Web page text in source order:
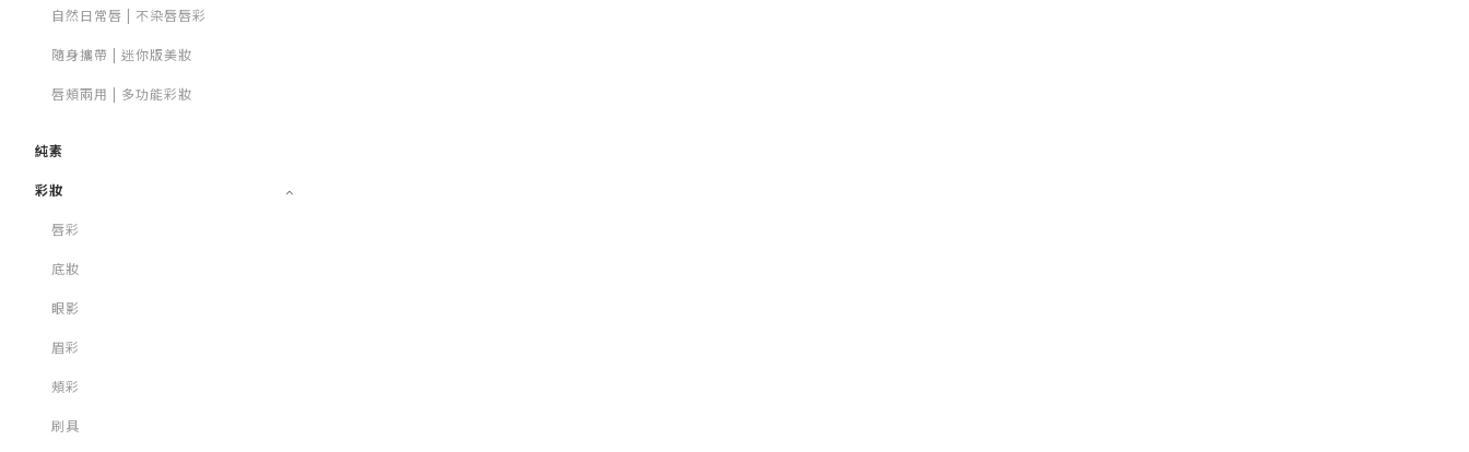
自然日常唇 | 不染唇唇彩
隨身攜帶 | 迷你版美妝
唇頰兩用 | 多功能彩妝
純素
彩妝
唇彩
底妝
眼影
眉彩
頰彩
刷具